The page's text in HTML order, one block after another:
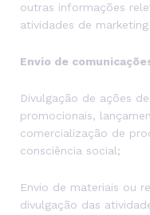
outras informações
atividades de
Envio de
Divulgação de ações
promocionais,
comercialização de
consciência social;
Envio de materiais ou
divulgação das